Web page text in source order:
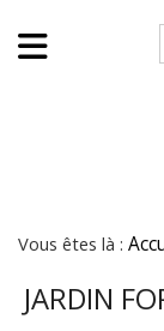
Vous êtes là :
JARDIN